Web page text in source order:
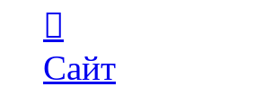
пользователя
Тигирь
Сайт